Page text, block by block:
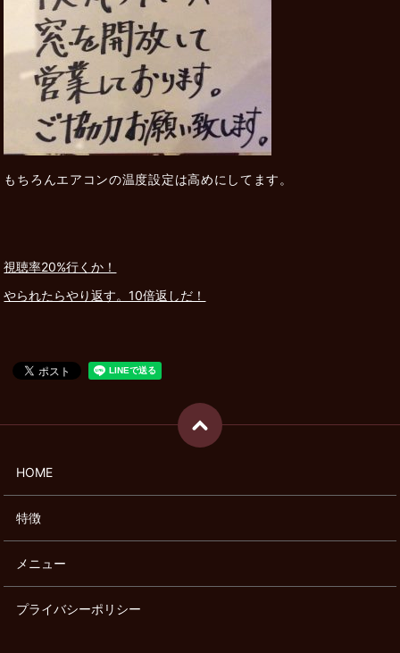
もちろんエアコンの温度設定は高めにしてます。
視聴率20%行くか！
やられたらやり返す。10倍返しだ！
HOME
特徴
メニュー
プライバシーポリシー